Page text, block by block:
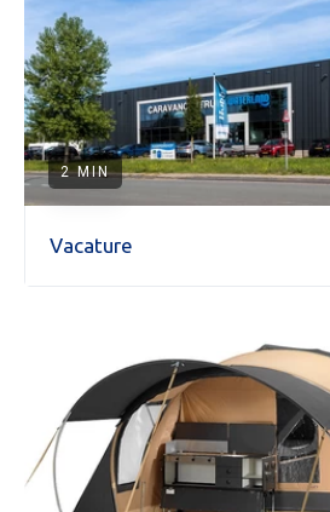
2 MIN
Vacature